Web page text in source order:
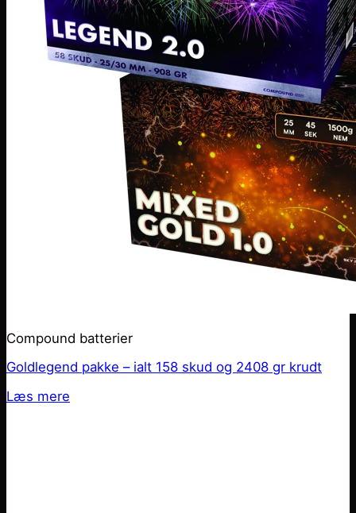
Compound batterier
Goldlegend pakke – ialt 158 skud og 2408 gr krudt
Læs mere